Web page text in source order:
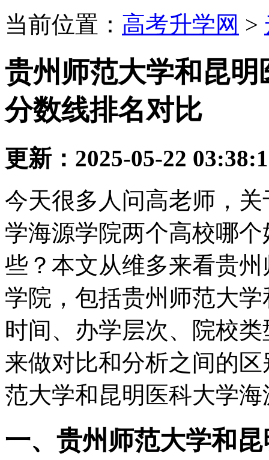
当前位置： 高考升学网 >
贵州师范大学和昆
分数线排名对比
更新：2025-05-22
今天很多人问高老师，
学海源学院两个高校哪
些？本文从维多来看贵
学院，包括贵州师范大
时间、办学层次、院校
来做对比和分析之间的
范大学和昆明医科大学
一、贵州师范大学和